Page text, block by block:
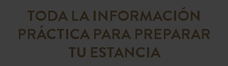
TODA LA INFORMACIÓN
PRÁCTICA PARA PREPARAR
TU ESTANCIA